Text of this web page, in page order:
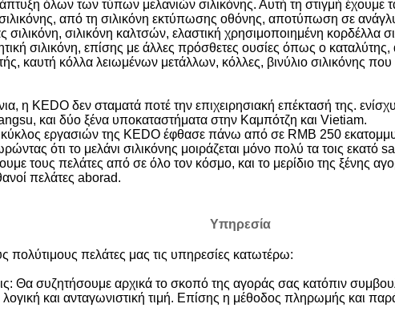
όλων των τύπων μελανιών σιλικόνης. Αυτή τη στιγμή έχουμε
από τη σιλικόνη εκτύπωσης οθόνης, αποτύπωση σε
σιλικόνη, σιλικόνη καλτσών, ελαστική χρησιμοποιημένη κορδέλλα
σιλικόνη, επίσης με άλλες πρόσθετες ουσίες όπως ο
καυτή κόλλα λειωμένων μετάλλων, κόλλες, βινύλιο σιλικόνης που
η KEDO δεν σταματά ποτέ την επιχειρησιακή επέκτασή της.
και δύο ξένα υποκαταστήματα στην Καμπότζη και Vietiam.
εργασιών της KEDO έφθασε πάνω από σε RMB 250
ότι το μελάνι σιλικόνης μοιράζεται μόνο πολύ τα τοις εκατό
τους πελάτες από σε όλο τον κόσμο, και το μερίδιο της ξένης
πελάτες aborad.
Υπηρεσία
πελάτες μας τις υπηρεσίες κατωτέρω:
Θα συζητήσουμε αρχικά το σκοπό της αγοράς σας κατόπιν
και ανταγωνιστική τιμή. Επίσης η μέθοδος πληρωμής και